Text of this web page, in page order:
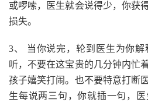
或啰嗦，医生就会说得少，你获
损失。
3、 当你说完，轮到医生为你
听，不要在这宝贵的几分钟内忙
孩子嬉笑打闹。也不要特意打断
生每说两三句，你就插一句，